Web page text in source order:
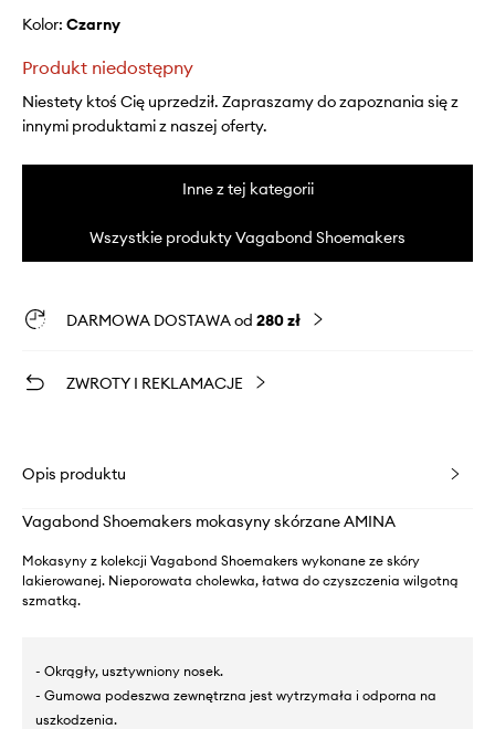
Kolor: czarny
Produkt niedostępny
Niestety ktoś Cię uprzedził. Zapraszamy do zapoznania się z
innymi produktami z naszej oferty.
Inne z tej kategorii
Wszystkie produkty Vagabond Shoemakers
DARMOWA DOSTAWA od 280 zł
ZWROTY I REKLAMACJE
Opis produktu
Vagabond Shoemakers mokasyny skórzane AMINA
Mokasyny z kolekcji Vagabond Shoemakers wykonane ze skóry
lakierowanej. Nieporowata cholewka, łatwa do czyszczenia wilgotną
szmatką.
- Okrągły, usztywniony nosek.
- Gumowa podeszwa zewnętrzna jest wytrzymała i odporna na
uszkodzenia.